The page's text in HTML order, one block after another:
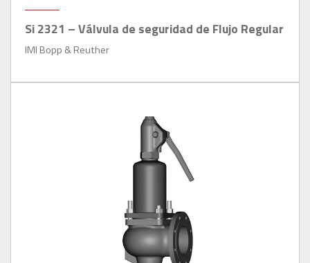
Si 2321 – Válvula de seguridad de Flujo Regular
IMI Bopp & Reuther